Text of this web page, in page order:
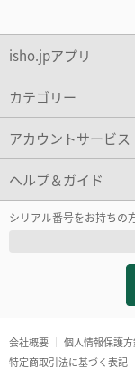
isho.jpアプリ
カテゴリー
アカウントサービス
ヘルプ＆ガイド
シリアル番号をお持ちの
会社概要 個人情報保護
特定商取引法に基づく表記